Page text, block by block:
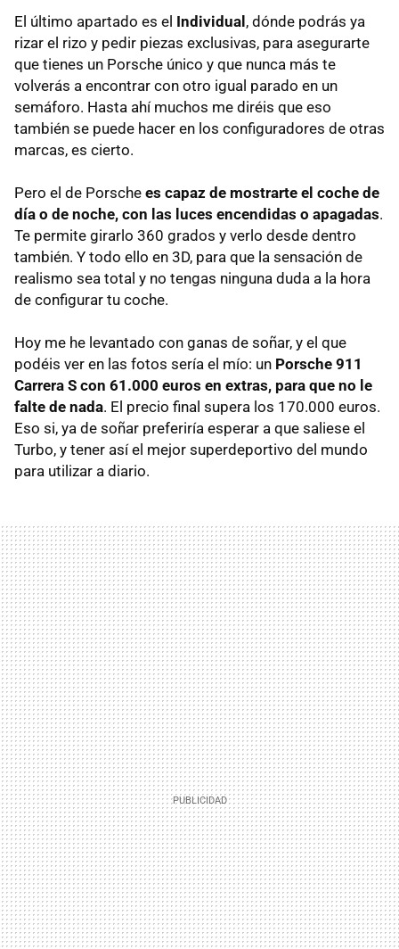
El último apartado es el Individual, dónde podrás ya
rizar el rizo y pedir piezas exclusivas, para asegurarte
que tienes un Porsche único y que nunca más te
volverás a encontrar con otro igual parado en un
semáforo. Hasta ahí muchos me diréis que eso
también se puede hacer en los configuradores de otras
marcas, es cierto.
Pero el de Porsche es capaz de mostrarte el coche de
día o de noche, con las luces encendidas o apagadas.
Te permite girarlo 360 grados y verlo desde dentro
también. Y todo ello en 3D, para que la sensación de
realismo sea total y no tengas ninguna duda a la hora
de configurar tu coche.
Hoy me he levantado con ganas de soñar, y el que
podéis ver en las fotos sería el mío: un Porsche 911
Carrera S con 61.000 euros en extras, para que no le
falte de nada. El precio final supera los 170.000 euros.
Eso si, ya de soñar preferiría esperar a que saliese el
Turbo, y tener así el mejor superdeportivo del mundo
para utilizar a diario.